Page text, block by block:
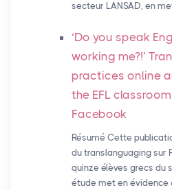
secteur LANSAD, en
‘Do you speak
working me?!’
practices online
the EFL
Facebook
Résumé Cette
du translanguaging sur
quinze élèves grecs du
étude met en évidence